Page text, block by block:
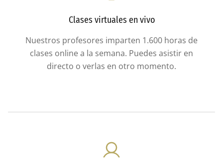
Clases virtuales en vivo
Nuestros profesores imparten 1.600 horas de
clases online a la semana. Puedes asistir en
directo o verlas en otro momento.